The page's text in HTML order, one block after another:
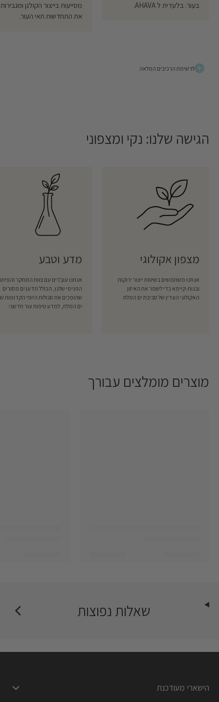
בעור. בלעדית ל AHAVA.
מסייעות בייצור הקולגן ומגבירות
את התחדשות תאי העור.
לרשימת הרכיבים המלאה
הגישה שלנו: נקי ומצפוני
מצפון אקולוגי
אנחנו משתמשים בשיטות ייצור ירוקות
ובנות-קיימא כדי לשמר את האיזון
האקולוגי העדין של סביבת ים המלח.
מדע וטבע
אנחנו עובדים עם צוות המחקר
הפנימי שלנו, הכולל מדענים מסורים
שהופכים את סגולות היופי הקדומות
ים המלח, למדע טיפוח עור חדשני.
מוצרים מומלצים עבורך
שאלות נפוצות
הישארי מעודכנת